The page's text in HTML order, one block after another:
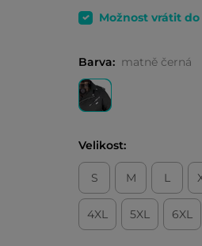
Možnost vrátit
Barva: matně černá
Velikost:
S M L
4XL 5XL 6XL